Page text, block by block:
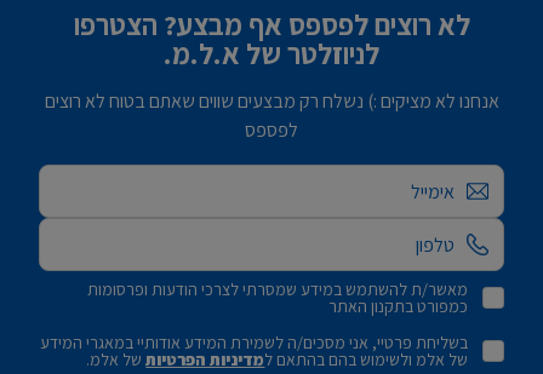
לא רוצים לפספס אף מבצע? הצטרפו
לניוזלטר של א.ל.מ.
אנחנו לא מציקים :) נשלח רק מבצעים שווים שאתם בטוח לא רוצים
לפספס
אימייל
מאשר/ת להשתמש במידע שמסרתי לצרכי הודעות ופרסומות
כמפורט בתקנון האתר
בשליחת פרטיי, אני מסכים/ה לשמירת המידע אודותיי במאגרי המידע
של אלמ ולשימוש בהם בהתאם למדיניות הפרטיותשל אלמ.